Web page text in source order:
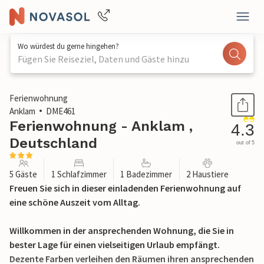
Wo würdest du gerne hingehen?
Fügen Sie Reiseziel, Daten und Gäste hinzu
1 / 19
Ferienwohnung
Anklam
DME461
Ferienwohnung - Anklam ,
Deutschland
4.3
out of 5
5 Gäste 1 Schlafzimmer 1 Badezimmer 2 Haustiere
Freuen Sie sich in dieser einladenden Ferienwohnung auf
eine schöne Auszeit vom Alltag.
Willkommen in der ansprechenden Wohnung, die Sie in
bester Lage für einen vielseitigen Urlaub empfängt.
Dezente Farben verleihen den Räumen ihren ansprechenden